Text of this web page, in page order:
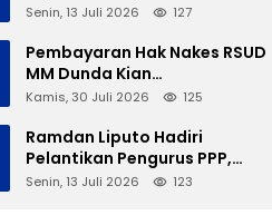
LGBT di Hadapan Gubernur
Senin, 13 Juli 2026 127
Pembayaran Hak Nakes RSUD
MM Dunda Kian
Menggantung, Perbup Belum
Definitif
Kamis, 30 Juli 2026 125
Ramdan Liputo Hadiri
Pelantikan Pengurus PPP,
Tegaskan Silaturahmi
Senin, 13 Juli 2026 123